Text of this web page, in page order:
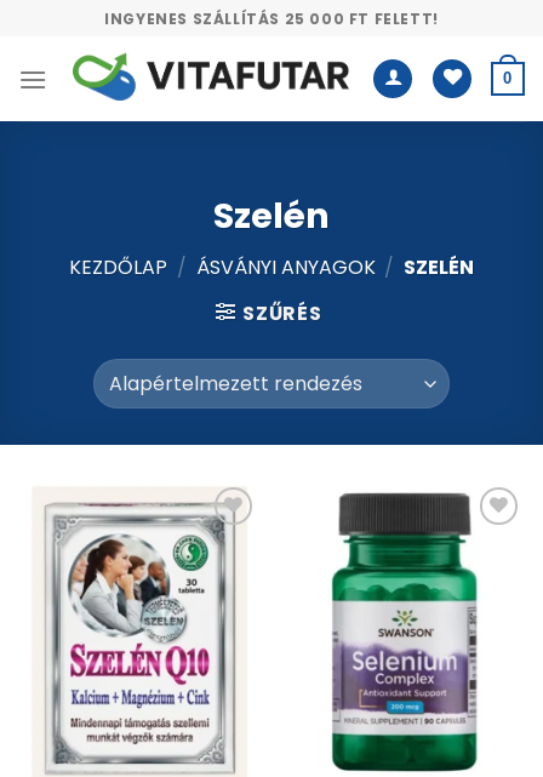
content
INGYENES SZÁLLÍTÁS 25 000 FT FELETT!
0
Szelén
KEZDŐLAP / ÁSVÁNYI ANYAGOK / SZELÉN
SZŰRÉS
Kívánságlistához
adás
Kívánságlistához
adás